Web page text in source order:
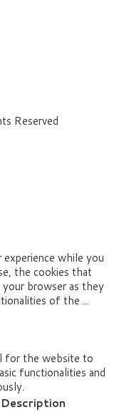
Reserved
while you
the cookies that
your browser as they
of the ...
for the website to
functionalities and
Description